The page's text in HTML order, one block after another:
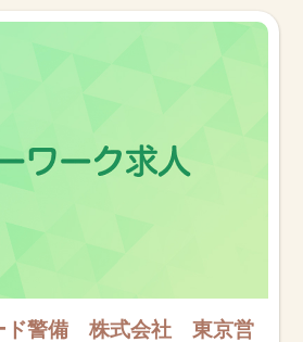
ド警備 株式会社 東京営